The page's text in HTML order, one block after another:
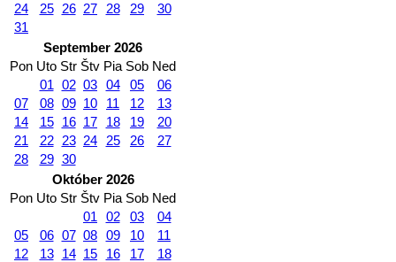
24
25 26 27 28 29
30
31
September 2026
Pon Uto Str Štv Pia Sob Ned
01 02 03 04 05
06
07
08 09 10 11 12
13
14
15 16 17 18 19
20
21
22 23 24 25 26
27
28
29 30
Október 2026
Pon Uto Str Štv Pia Sob Ned
01
02 03
04
05
06 07 08 09 10
11
12
13 14 15 16 17
18